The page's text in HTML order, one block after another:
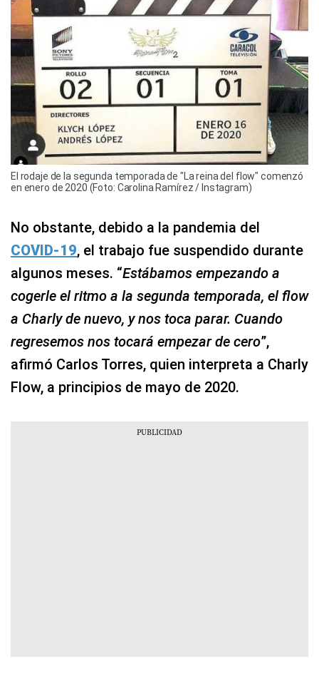
El rodaje de la segunda temporada de "La reina del flow" comenzó
en enero de 2020 (Foto: Carolina Ramírez / Instagram)
No obstante, debido a la pandemia del
COVID-19, el trabajo fue suspendido durante
algunos meses. “Estábamos empezando a
cogerle el ritmo a la segunda temporada, el flow
a Charly de nuevo, y nos toca parar. Cuando
regresemos nos tocará empezar de cero”,
afirmó Carlos Torres, quien interpreta a Charly
Flow, a principios de mayo de 2020.